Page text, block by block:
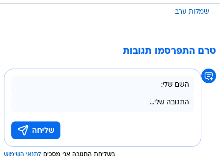
שמלות ערב
טרם התפרסמו תגובות
בשליחת התגובה אני מסכים לתנאי השימוש